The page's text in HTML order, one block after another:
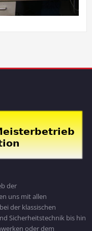
der
uns mit allen
der klassischen
Sicherheitstechnik bis hin
oder dem